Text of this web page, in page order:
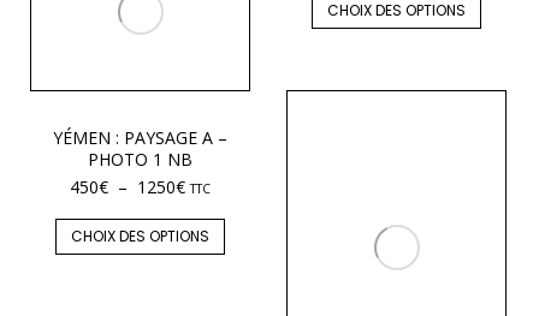
CHOIX DES OPTIONS
YÉMEN : PAYSAGE A –
PHOTO 1 NB
450€ – 1250€ TTC
CHOIX DES OPTIONS